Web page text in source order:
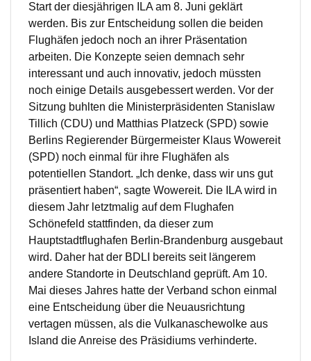
Start der diesjährigen ILA am 8. Juni geklärt
werden. Bis zur Entscheidung sollen die beiden
Flughäfen jedoch noch an ihrer Präsentation
arbeiten. Die Konzepte seien demnach sehr
interessant und auch innovativ, jedoch müssten
noch einige Details ausgebessert werden. Vor der
Sitzung buhlten die Ministerpräsidenten Stanislaw
Tillich (CDU) und Matthias Platzeck (SPD) sowie
Berlins Regierender Bürgermeister Klaus Wowereit
(SPD) noch einmal für ihre Flughäfen als
potentiellen Standort. „Ich denke, dass wir uns gut
präsentiert haben“, sagte Wowereit. Die ILA wird in
diesem Jahr letztmalig auf dem Flughafen
Schönefeld stattfinden, da dieser zum
Hauptstadtflughafen Berlin-Brandenburg ausgebaut
wird. Daher hat der BDLI bereits seit längerem
andere Standorte in Deutschland geprüft. Am 10.
Mai dieses Jahres hatte der Verband schon einmal
eine Entscheidung über die Neuausrichtung
vertagen müssen, als die Vulkanaschewolke aus
Island die Anreise des Präsidiums verhinderte.